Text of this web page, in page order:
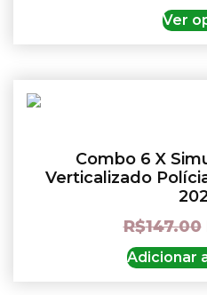
Ver
Combo 6 X
Verticalizado
R$147.00
Adicionar